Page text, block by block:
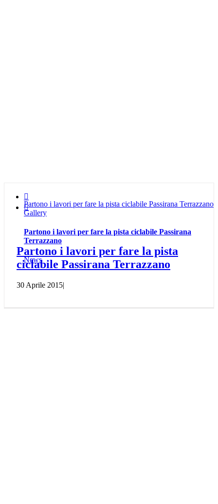
Partono i lavori per fare la pista ciclabile Passirana Terrazzano
Gallery
Partono i lavori per fare la pista ciclabile Passirana
Terrazzano
News


Partono i lavori per fare la pista
ciclabile Passirana Terrazzano
30 Aprile 2015|